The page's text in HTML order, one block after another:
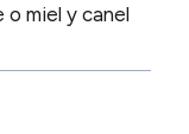
miel y canel